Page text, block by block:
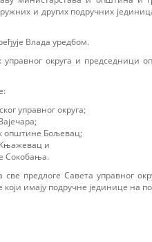
и других подручних
Влада уредбом.
округа и председници
управног округа;
општине Бољевац;
и
Сокобања.
све предлоге Савета управног
имају подручне јединице на